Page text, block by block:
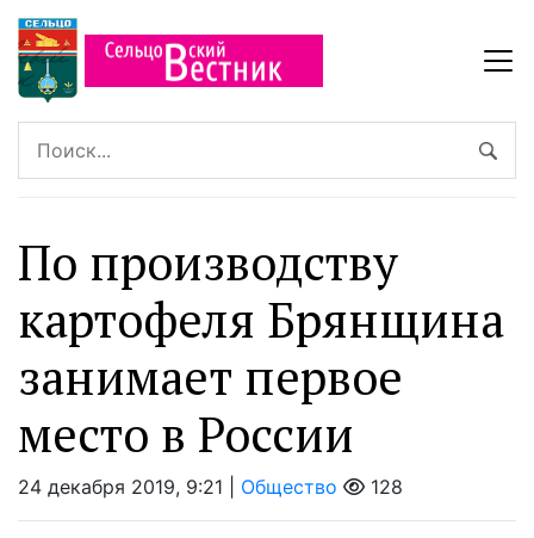
По производству
картофеля Брянщина
занимает первое
место в России
24 декабря 2019, 9:21 | Общество 128